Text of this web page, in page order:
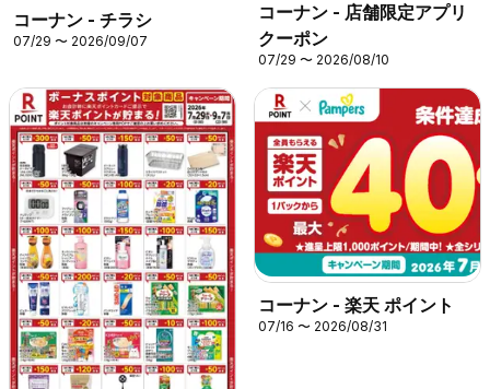
コーナン - チラシ
07/29 〜 2026/09/07
コーナン - 店舗限定アプリ
クーポン
07/29 〜 2026/08/10
コーナン - 楽天 ポイント
07/16 〜 2026/08/31